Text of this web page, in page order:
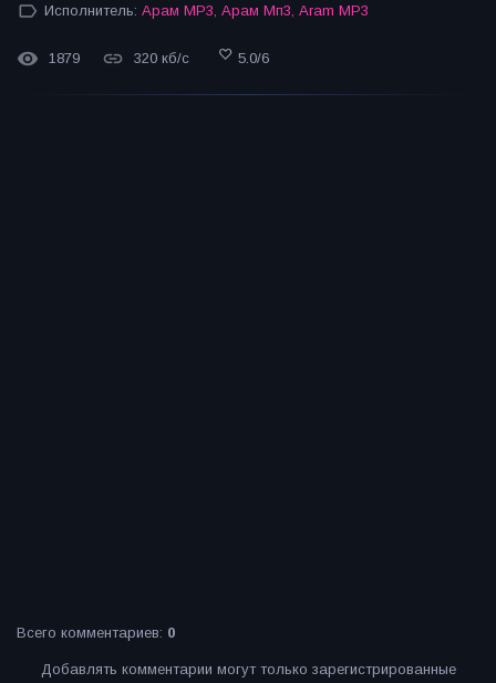
Исполнитель: Арам MP3 Арам Мп3 Aram MP3
1879 320 кб/с 5.0/6
Всего комментариев: 0
Добавлять комментарии могут только зарегистрированные